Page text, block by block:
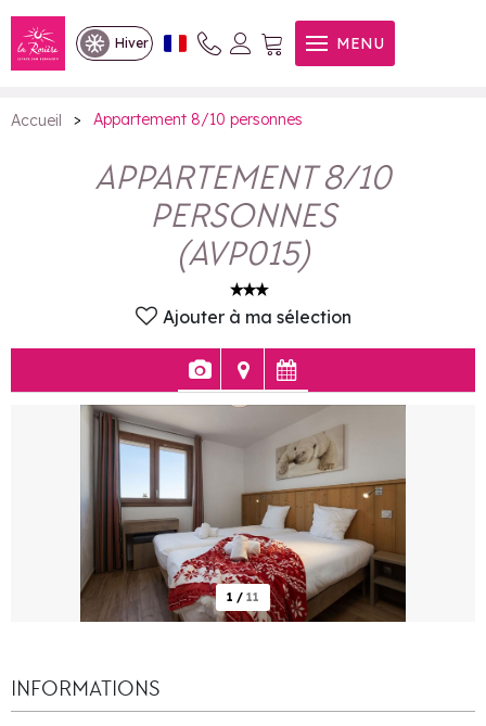
Hiver MENU
Appartement 8/10 personnes
Accueil > Appartement 8/10 personnes
APPARTEMENT 8/10
PERSONNES
(AVP015)
Ajouter à ma sélection
1 / 11
INFORMATIONS